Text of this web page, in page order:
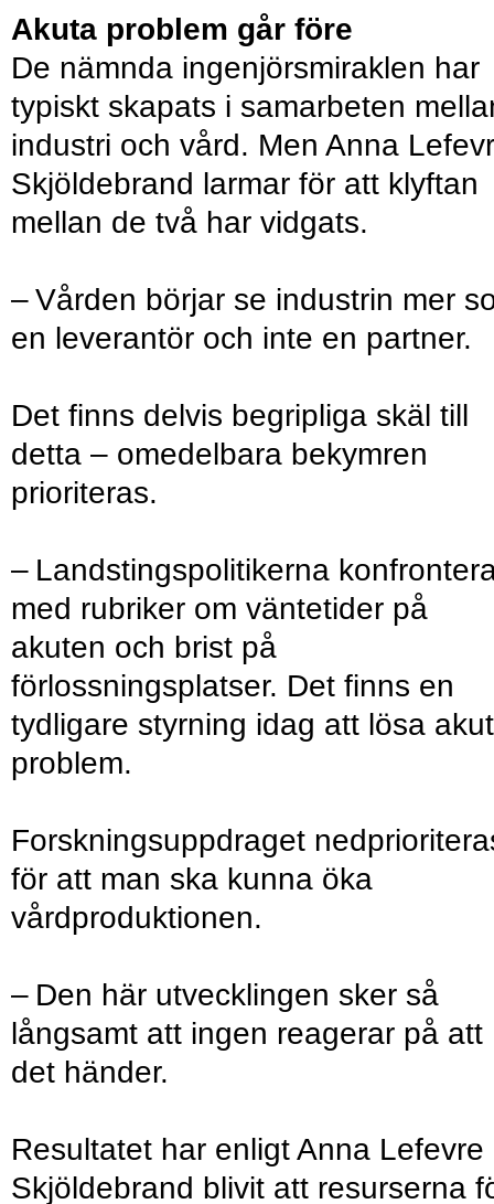
Akuta problem går före
De nämnda ingenjörsmiraklen har
typiskt skapats i samarbeten
industri och vård. Men Anna
Skjöldebrand larmar för att klyftan
mellan de två har vidgats.
– Vården börjar se industrin mer
en leverantör och inte en partner.
Det finns delvis begripliga skäl till
detta – omedelbara bekymren
prioriteras.
– Landstingspolitikerna
med rubriker om väntetider på
akuten och brist på
förlossningsplatser. Det finns en
tydligare styrning idag att lösa
problem.
Forskningsuppdraget
för att man ska kunna öka
vårdproduktionen.
– Den här utvecklingen sker så
långsamt att ingen reagerar på att
det händer.
Resultatet har enligt Anna Lefevre
Skjöldebrand blivit att resurserna